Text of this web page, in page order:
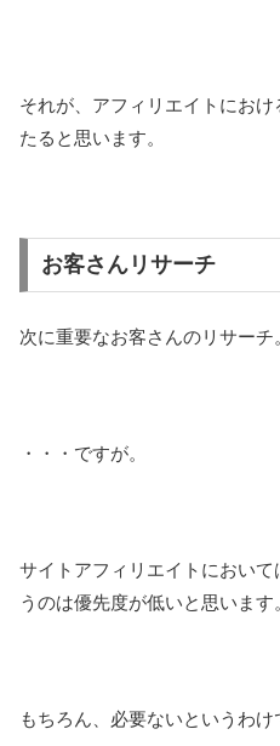
それが、アフィリエイトにお
たると思います。
お客さんリサーチ
次に重要なお客さんのリサーチ
・・・ですが。
サイトアフィリエイトにおい
うのは優先度が低いと思います
もちろん、必要ないというわけ